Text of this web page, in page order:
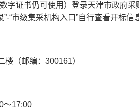
数字证书仍可使用）登录天津市政府采
”-“市级集采机构入口”自行查看开标信
楼 （邮编 ： 300161）
～17:00